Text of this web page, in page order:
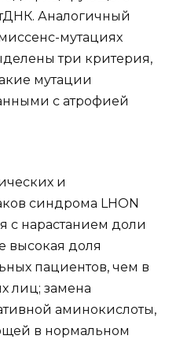
Аналогичный
мутациях
три критерия,
мутации
с атрофией
и
синдрома LHON
с нарастанием доли
высокая доля
пациентов, чем в
лиц; замена
аминокислоты,
в нормальном